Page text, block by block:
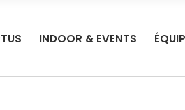
INDOOR & EVENTS